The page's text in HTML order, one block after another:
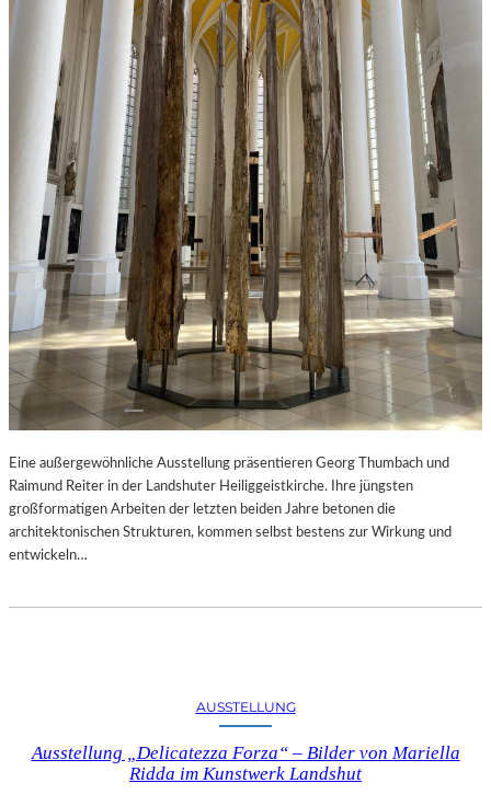
Eine außergewöhnliche Ausstellung präsentieren Georg Thumbach und
Raimund Reiter in der Landshuter Heiliggeistkirche. Ihre jüngsten
großformatigen Arbeiten der letzten beiden Jahre betonen die
architektonischen Strukturen, kommen selbst bestens zur Wirkung und
entwickeln…
AUSSTELLUNG
Ausstellung „Delicatezza Forza“ – Bilder von Mariella
Ridda im Kunstwerk Landshut